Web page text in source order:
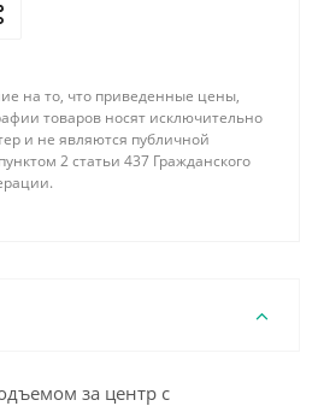
линейную траверсу с
концевыми
устройствами с
и особенностей
заказе обязательно
на то, что приведенные цены,
товаров носят исключительно
и не являются публичной
2 статьи 437 Гражданского
за центр с